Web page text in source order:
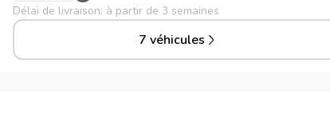
Délai de livraison: à partir de 3 semaines
7 véhicules